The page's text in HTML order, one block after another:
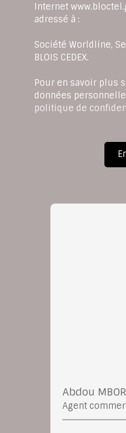
Internet
adressé à :
Société Worldline,
BLOIS CEDEX.
Pour en savoir plus
données
politique de
Abdou
Agent